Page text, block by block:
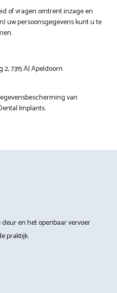
of vragen omtrent inzage en
uw persoonsgegevens kunt u te
7315 AJ Apeldoorn
van
Implants.
en het openbaar vervoer
praktijk.